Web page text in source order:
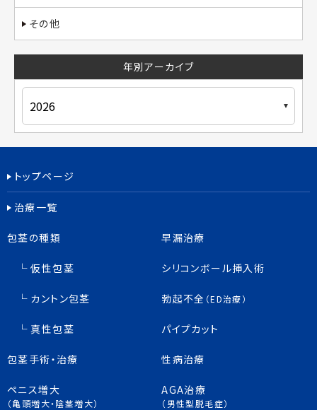
その他
年別アーカイブ
トップページ
治療一覧
包茎の種類
仮性包茎
カントン包茎
真性包茎
包茎手術・治療
ペニス増大
（亀頭増大・陰茎増大）
早漏治療
シリコンボール挿入術
勃起不全 （ED治療）
パイプカット
性病治療
AGA治療
（男性型脱毛症）